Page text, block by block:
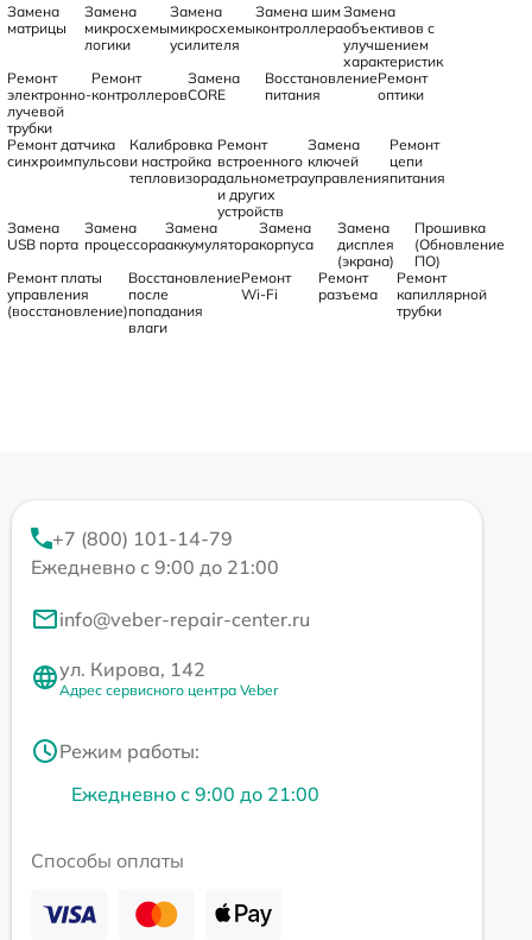
Замена
матрицы
Замена
микросхемы
логики
Замена
микросхемы
усилителя
Замена шим
контроллера
Замена
объективов с
улучшением
характеристик
Ремонт
электронно-
лучевой
трубки
Ремонт
контроллеров
Замена
CORE
Восстановление
питания
Ремонт
оптики
Ремонт датчика
синхроимпульсов
Калибровка
и настройка
тепловизора
Ремонт
встроенного
дальнометра
и других
устройств
Замена
ключей
управления
Ремонт
цепи
питания
Замена
USB порта
Замена
процессора
Замена
аккумулятора
Замена
корпуса
Замена
дисплея
(экрана)
Прошивка
(Обновление
ПО)
Ремонт платы
управления
(восстановление)
Восстановление
после
попадания
влаги
Ремонт
Wi-Fi
Ремонт
разъема
Ремонт
капиллярной
трубки
+7 (800) 101-14-79
Ежедневно с 9:00 до 21:00
info@veber-repair-center.ru
ул. Кирова, 142
Адрес сервисного центра Veber
Режим работы:
Ежедневно с 9:00 до 21:00
Способы оплаты